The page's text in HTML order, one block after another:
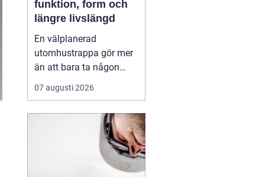
funktion, form och
längre livslängd
En välplanerad
utomhustrappa gör mer
än att bara ta någon
från punkt A till B. Den
binder ihop
entrén och påverkar hur
huset upplevs varje dag.
Samtidigt måste den
tåla regn, snö, frost och
07 augusti 2026